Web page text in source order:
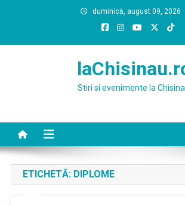
duminică, august 09, 2026
Stiri si evenimente la
ETICHETĂ: DIPLOME